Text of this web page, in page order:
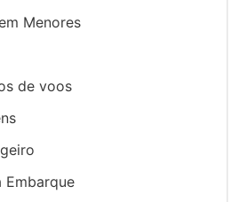
Menores
de voos
Embarque